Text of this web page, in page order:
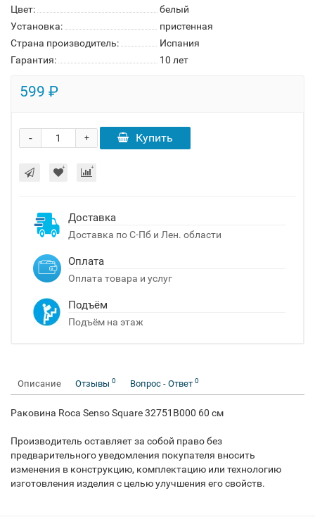
Цвет:
белый
Установка:
пристенная
Страна производитель:
Испания
Гарантия:
10 лет
599 ₽
+
- Купить
Доставка
Доставка по С-Пб и Лен. области
Оплата
Оплата товара и услуг
Подъём
Подъём на этаж
Описание Отзывы 0 Вопрос - Ответ 0
Раковина Roca Senso Square 32751B000 60 см
Производитель оставляет за собой право без
предварительного уведомления покупателя вносить
изменения в конструкцию, комплектацию или технологию
изготовления изделия с целью улучшения его свойств.